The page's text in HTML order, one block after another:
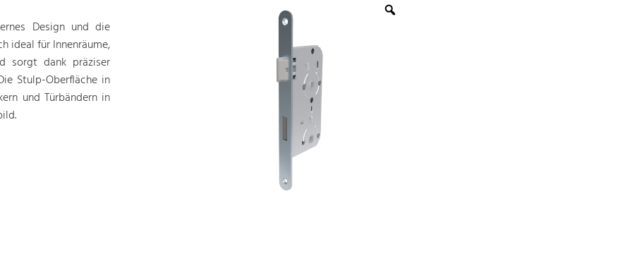
Design und die
ideal für Innenräume,
sorgt dank präziser
Stulp-Oberfläche in
und Türbändern in